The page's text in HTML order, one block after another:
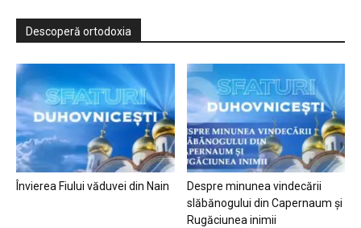
Descoperă ortodoxia
Învierea Fiului văduvei din Nain
Despre minunea vindecării
slăbănogului din Capernaum și
Rugăciunea inimii